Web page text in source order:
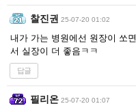
찰진권 25-07-20 01:02
내가 가는 병원에선 원장이 쏘
서 실장이 더 좋음ㅋㅋ
답글
필리온 25-07-20 01:07